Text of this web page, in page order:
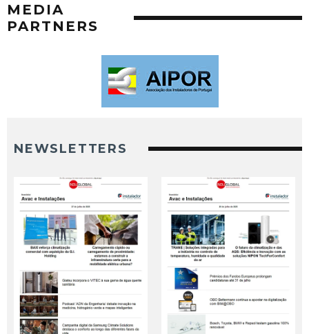
MEDIA
PARTNERS
NEWSLETTERS